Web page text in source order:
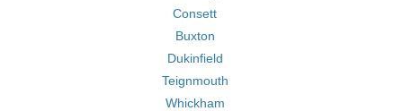
Consett
Buxton
Dukinfield
Teignmouth
Whickham